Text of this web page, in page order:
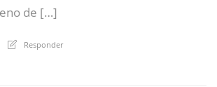
de […]
Responder